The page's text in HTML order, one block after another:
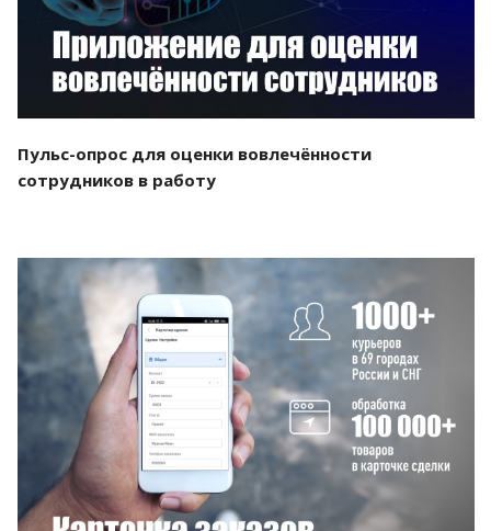
Пульс-опрос для оценки вовлечённости
сотрудников в работу
Смотреть проект